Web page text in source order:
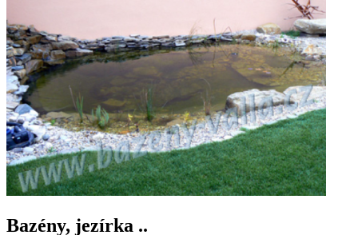
Bazény, jezírka ..